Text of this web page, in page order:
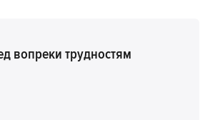
вопреки трудностям